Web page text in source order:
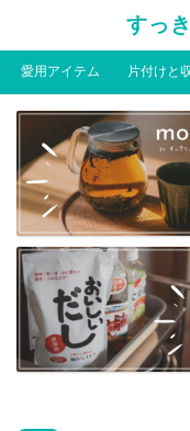
すっ
愛用アイテム 片付けと